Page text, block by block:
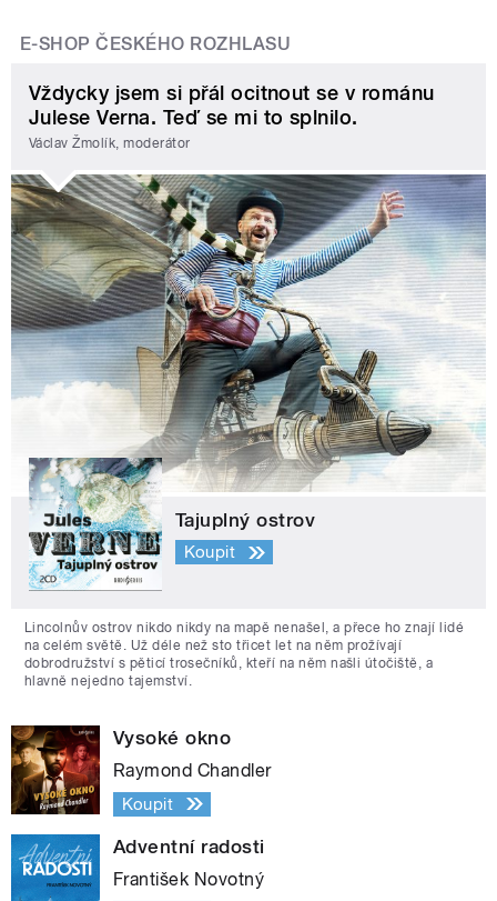
E-SHOP ČESKÉHO ROZHLASU
Vždycky jsem si přál ocitnout se v románu
Julese Verna. Teď se mi to splnilo.
Václav Žmolík, moderátor
Tajuplný ostrov
Koupit
Lincolnův ostrov nikdo nikdy na mapě nenašel, a přece ho znají lidé
na celém světě. Už déle než sto třicet let na něm prožívají
dobrodružství s pěticí trosečníků, kteří na něm našli útočiště, a
hlavně nejedno tajemství.
Vysoké okno
Raymond Chandler
Koupit
Adventní radosti
František Novotný